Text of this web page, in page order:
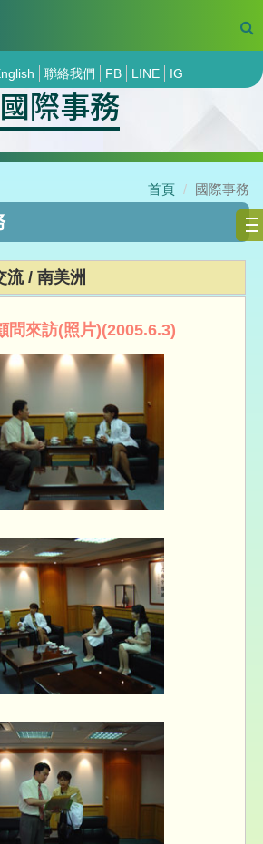
聯絡我們 FB LINE IG
國際事務
首頁 國際事務
流 / 南美洲
問來訪(照片)(2005.6.3)